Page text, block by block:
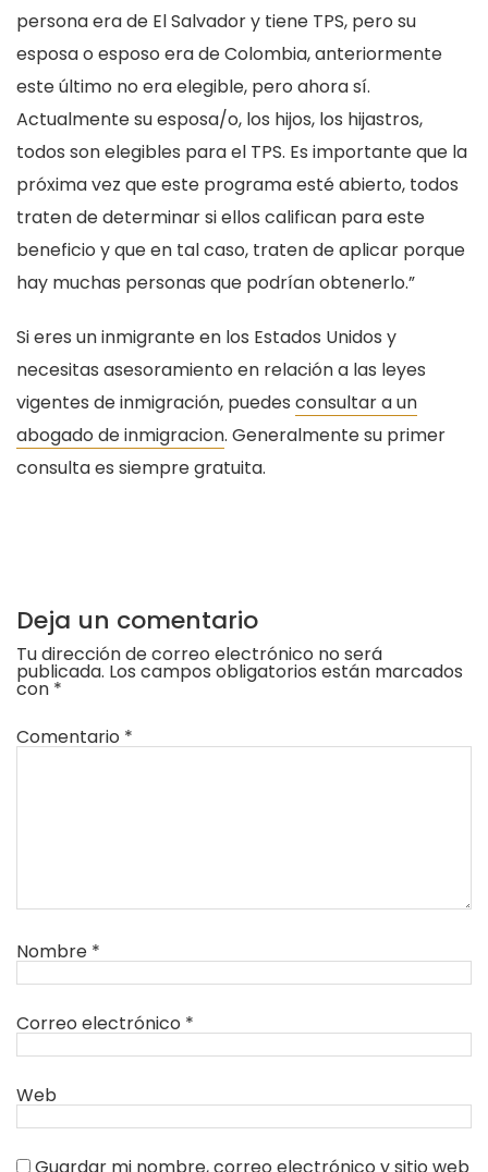
persona era de El Salvador y tiene TPS, pero su
esposa o esposo era de Colombia, anteriormente
este último no era elegible, pero ahora sí.
Actualmente su esposa/o, los hijos, los hijastros,
todos son elegibles para el TPS. Es importante que la
próxima vez que este programa esté abierto, todos
traten de determinar si ellos califican para este
beneficio y que en tal caso, traten de aplicar porque
hay muchas personas que podrían obtenerlo.”
Si eres un inmigrante en los Estados Unidos y
necesitas asesoramiento en relación a las leyes
vigentes de inmigración, puedes consultar a un
abogado de inmigracion. Generalmente su primer
consulta es siempre gratuita.
Deja un comentario
Tu dirección de correo electrónico no será
publicada. Los campos obligatorios están marcados
con *
Comentario *
Nombre *
Correo electrónico *
Web
Guardar mi nombre, correo electrónico y sitio web